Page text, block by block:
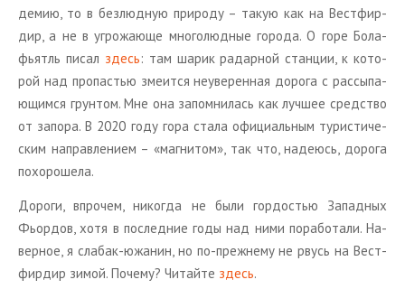
де­мию, то в без­люд­ную при­ро­ду – такую как на Вест­фир­
дир, а не в угро­жа­ю­ще мно­го­люд­ные го­ро­да. О горе Бо­ла­
фьятль писал здесь: там шарик ра­дар­ной стан­ции, к ко­то­
рой над про­па­стью зме­ит­ся неуве­рен­ная до­ро­га с рас­сы­па­
ю­щим­ся грун­том. Мне она за­пом­ни­лась как луч­шее сред­ство
от за­по­ра. В 2020 году гора стала офи­ци­аль­ным ту­ри­сти­че­
ским на­прав­ле­ни­ем – «маг­ни­том», так что, на­де­юсь, до­ро­га
по­хо­ро­ше­ла.
До­ро­ги, впро­чем, ни­ко­гда не были гор­до­стью За­пад­ных
Фьор­дов, хотя в по­след­ние годы над ними по­ра­бо­та­ли. На­
вер­ное, я сла­бак-южа­нин, но по-преж­не­му не рвусь на Вест­
фир­дир зимой. По­че­му? Чи­тай­те здесь.